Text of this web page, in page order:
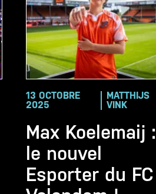
13 OCTOBRE
2025
MATTHIJS
VINK
Max Koelemaij :
le nouvel
Esporter du FC